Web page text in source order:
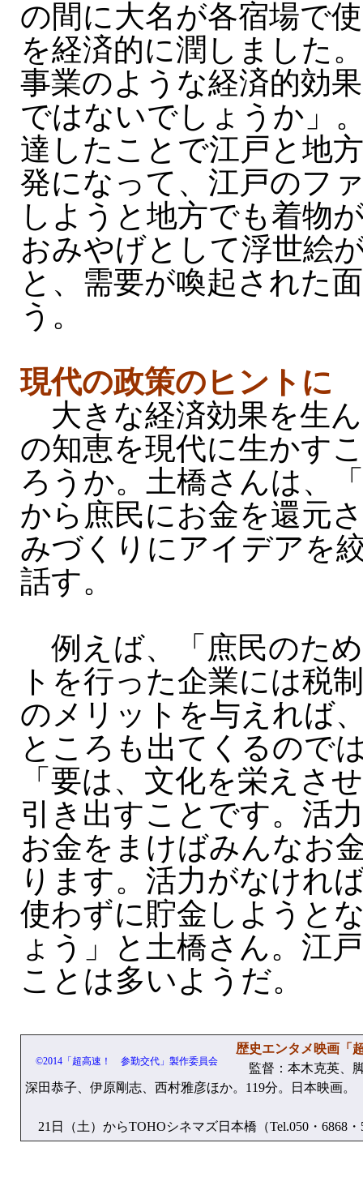
の間に大名が各宿場で
を経済的に潤しました
事業のような経済的効
ではないでしょうか」
達したことで江戸と地
発になって、江戸のフ
しようと地方でも着物
おみやげとして浮世絵
と、需要が喚起された
う。
現代の政策のヒントに
大きな経済効果を生
の知恵を現代に生かす
ろうか。土橋さんは、
から庶民にお金を還元
みづくりにアイデアを
話す。
例えば、「庶民のた
トを行った企業には税
のメリットを与えれば
ところも出てくるので
「要は、文化を栄えさ
引き出すことです。活
お金をまけばみんなお
ります。活力がなけれ
使わずに貯金しようと
ょう」と土橋さん。江
ことは多いようだ。
©2014「超高速！ 参勤交代」製作委員会
歴史エンタメ映画「
監督：本木克英、
深田恭子、伊原剛志、西村雅彦ほか。119分。日本映画。
21日（土）からTOHOシネマズ日本橋（Tel.050・6868